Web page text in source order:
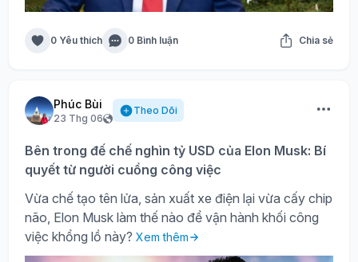
0 Yêu thích 0 Bình luận Chia sẻ
Phúc Bùi
23 Thg 06
Theo Dõi
Bên trong đế chế nghìn tỷ USD của Elon Musk: Bí
quyết từ người cuồng công việc
Vừa chế tạo tên lửa, sản xuất xe điện lại vừa cấy chip
não, Elon Musk làm thế nào để vận hành khối công
việc khổng lồ này? Xem thêm